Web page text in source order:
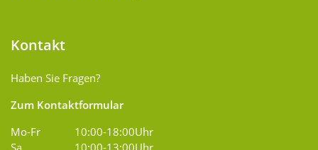
Kontakt
Haben Sie Fragen?
Zum Kontaktformular
Mo-Fr
10:00-18:00Uhr